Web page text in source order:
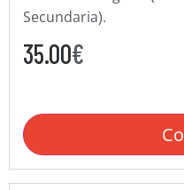
Secundaria).
35.00€